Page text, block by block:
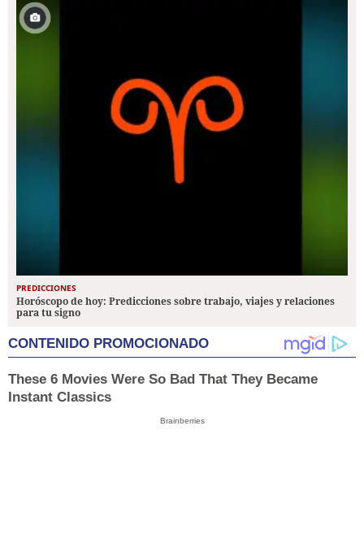
PREDICCIONES
Horóscopo de hoy: Predicciones sobre trabajo, viajes y relaciones
para tu signo
CONTENIDO PROMOCIONADO
These 6 Movies Were So Bad That They Became
Instant Classics
Brainberries